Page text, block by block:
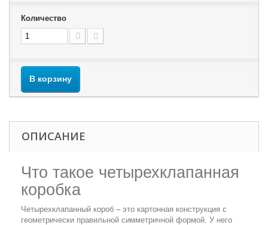
Количество
В корзину
ОПИСАНИЕ
Что такое четырехклапанная
коробка
Четырехклапанный короб – это картонная конструкция с
геометрически правильной симметричной формой. У него